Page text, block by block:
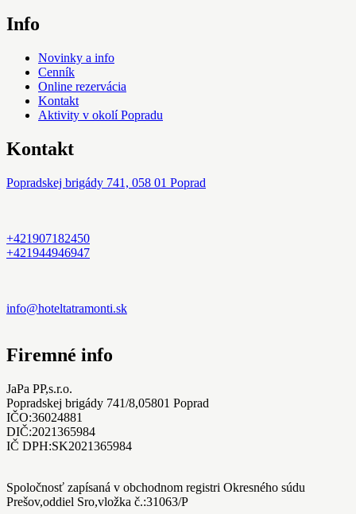
Info
Novinky a info
Cenník
Online rezervácia
Kontakt
Aktivity v okolí Popradu
Kontakt
Popradskej brigády 741, 058 01 Poprad
+421907182450
+421944946947
info@hoteltatramonti.sk
Firemné info
JaPa PP,s.r.o.
Popradskej brigády 741/8,05801 Poprad
IČO:36024881
DIČ:2021365984
IČ DPH:SK2021365984
Spoločnosť zapísaná v obchodnom registri Okresného súdu
Prešov,oddiel Sro,vložka č.:31063/P